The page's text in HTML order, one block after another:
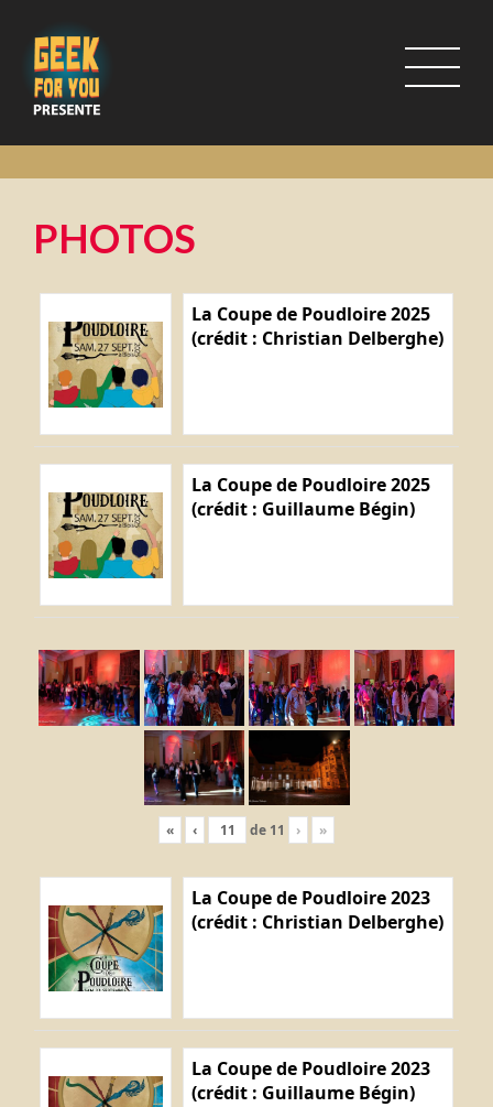
PHOTOS
La Coupe de Poudloire 2025
(crédit : Christian Delberghe)
La Coupe de Poudloire 2025
(crédit : Guillaume Bégin)
« ‹ de 11 › »
La Coupe de Poudloire 2023
(crédit : Christian Delberghe)
La Coupe de Poudloire 2023
(crédit : Guillaume Bégin)